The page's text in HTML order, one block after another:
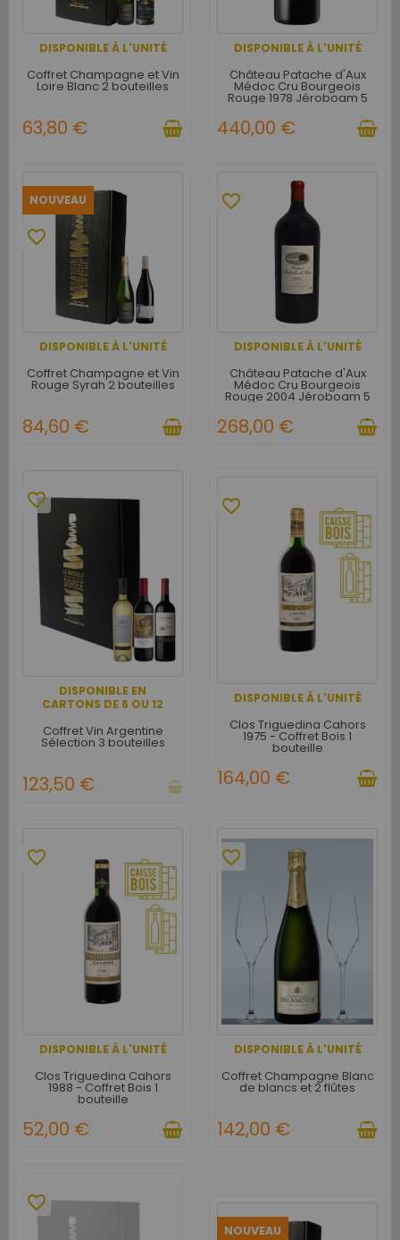
DISPONIBLE À L'UNITÉ
Coffret Champagne et Vin
Loire Blanc 2 bouteilles
63,80 €
DISPONIBLE À L'UNITÉ
Château Patache d'Aux
Médoc Cru Bourgeois
Rouge 1978 Jéroboam 5
litres - Caisse Bois d'origine
d'1 Jéroboam
440,00 €
NOUVEAU
DISPONIBLE À L'UNITÉ
favorite_border
Coffret Champagne et Vin
Rouge Syrah 2 bouteilles
84,60 €
DISPONIBLE À L'UNITÉ
favorite_border
Château Patache d'Aux
Médoc Cru Bourgeois
Rouge 2004 Jéroboam 5
litres - Caisse Bois d'origine
d'1 Jéroboam
268,00 €
DISPONIBLE EN
CARTONS DE 6 OU 12
favorite_border
Coffret Vin Argentine
Sélection 3 bouteilles
123,50 €
DISPONIBLE À L'UNITÉ
favorite_border
Clos Triguedina Cahors
1975 - Coffret Bois 1
bouteille
164,00 €
DISPONIBLE À L'UNITÉ
favorite_border
Clos Triguedina Cahors
1988 - Coffret Bois 1
bouteille
52,00 €
DISPONIBLE À L'UNITÉ
favorite_border
Coffret Champagne Blanc
de blancs et 2 flûtes
142,00 €
favorite_border
NOUVEAU